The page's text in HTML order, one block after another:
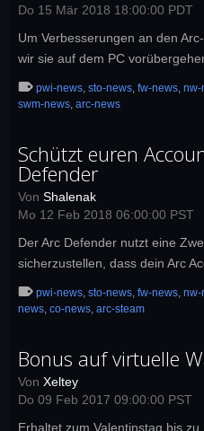
Do 15 Mär 2018 18:00:00 PDT
Um Verbesserungen an den
wir sie auf dem PC
pwi-news, sto-news, fw-news, nw-
swm-news, arc-news
Schützt euren
Defender
Von Shalenak
Mo 12 Feb 2018 06:00:00 PST
Der Arc Defender nutzt eine
sicherzustellen, dass dein Arc
pwi-news, sto-news, fw-news, nw-
news, co-news, arc-steam
Bonus auf virtuelle
Von Xeltey
Do 09 Feb 2017 09:00:00 PST
Erhaltet zum Valentinstag bis